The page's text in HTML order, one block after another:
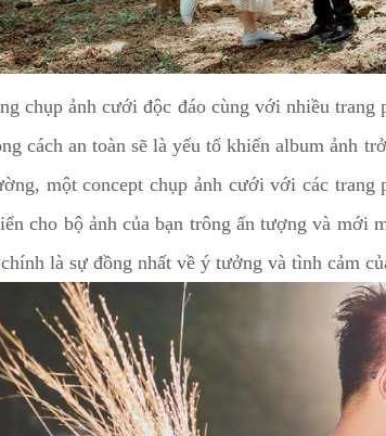
chụp ảnh cưới độc đáo cùng với nhiều
cách an toàn sẽ là yếu tố khiến album ảnh
một concept chụp ảnh cưới với các trang
cho bộ ảnh của bạn trông ấn tượng và
là sự đồng nhất về ý tưởng và tình cảm